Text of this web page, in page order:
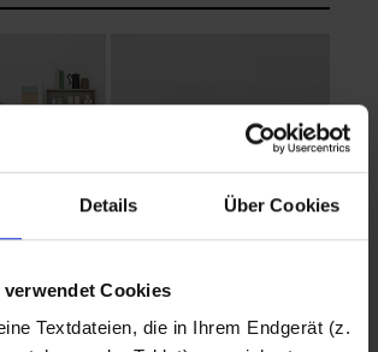
Details Über Cookies
verwendet Cookies
Textdateien, die in Ihrem Endgerät (z.
Fotografo: Lorenz